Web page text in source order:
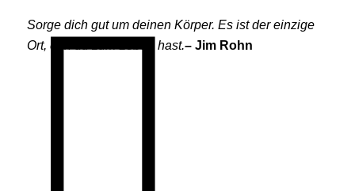
Sorge dich gut um deinen Körper. Es ist der einzige
Ort, den du zum Leben hast.– Jim Rohn